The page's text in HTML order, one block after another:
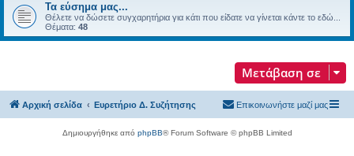
Τα εύσημα μας...
Θέλετε να δώσετε συγχαρητήρια για κάτι που είδατε να γίνεται κάντε το εδώ...
Θέματα: 48
Μετάβαση σε
Αρχική σελίδα Ευρετήριο Δ. Συζήτησης Επικοινωνήστε μαζί μας
Δημιουργήθηκε από phpBB® Forum Software © phpBB Limited